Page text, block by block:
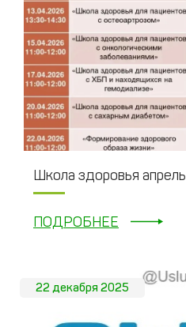
Школа здоровья апрель
ПОДРОБНЕЕ
22 декабря 2025